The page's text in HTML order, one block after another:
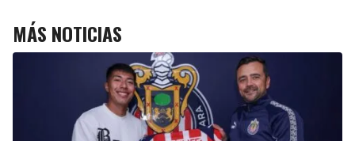
MÁS NOTICIAS